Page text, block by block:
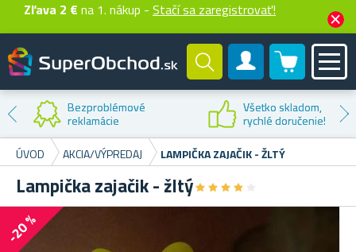
Zľava 2 € na 1. nákup - Stačí sa zaregistrovať!
Zákaznícky účet
0 produktů
Bezproblémové
reklamácie
Všetko skladom,
rychlé doručenie!
ÚVOD
AKCIA/VÝPREDAJ LAMPIČKA ZAJAČIK - ŽLTÝ
Lampička zajačik - žltý★★★★
★★★★
-20 %